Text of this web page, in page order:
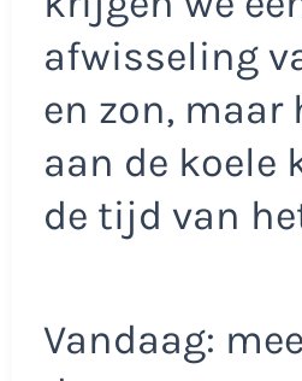
afwisseling
en zon,
aan de koele
de tijd van
Vandaag: